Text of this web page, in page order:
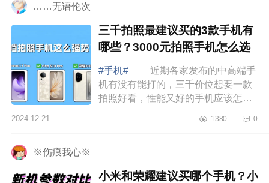
……无语伦次
三千拍照最建议买的3款手机有
哪些？3000元拍照手机怎么选
#手机#
近期各家发布的中高端手
机有没有能打的，三千价位想要一款
拍照好看，性能又好的手机应该怎么
最建议买的3款手机有哪些？3000元
2024-12-21 1380 0
※伤痕我心※
小米和荣耀建议买哪个手机？小